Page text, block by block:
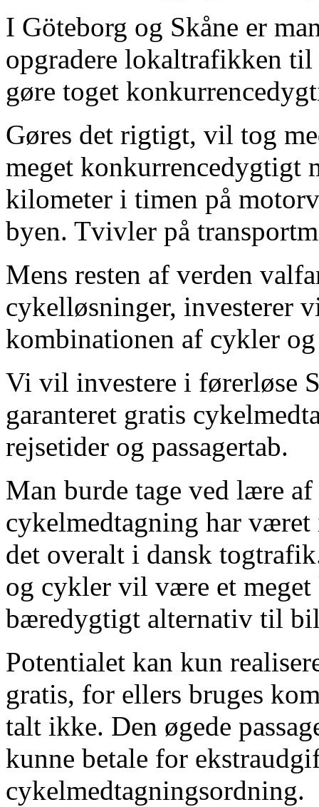
I Göteborg og Skåne er
opgradere lokaltrafikken
gøre toget
Gøres det rigtigt, vil tog
meget konkurrencedygtigt
kilometer i timen på
byen. Tvivler på
Mens resten af verden
cykelløsninger, investerer
kombinationen af cykler
Vi vil investere i førerløse
garanteret gratis
rejsetider og passagertab.
Man burde tage ved lære af
cykelmedtagning har
det overalt i dansk
og cykler vil være et
bæredygtigt alternativ til
Potentialet kan kun
gratis, for ellers bruges
talt ikke. Den øgede
kunne betale for
cykelmedtagningsordning.